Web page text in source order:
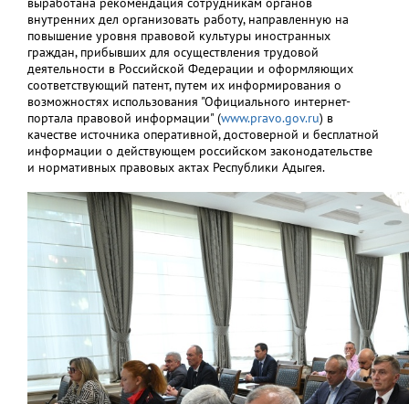
внутренних дел организовать работу, направленную на
повышение уровня правовой культуры иностранных
граждан, прибывших для осуществления трудовой
деятельности в Российской Федерации и оформляющих
соответствующий патент, путем их информирования о
возможностях использования "Официального интернет-
портала правовой информации" (www.pravo.gov.ru) в
качестве источника оперативной, достоверной и бесплатной
информации о действующем российском законодательстве
и нормативных правовых актах Республики Адыгея.